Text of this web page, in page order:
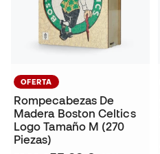
OFERTA
Rompecabezas De
Madera Boston Celtics
Logo Tamaño M (270
Piezas)